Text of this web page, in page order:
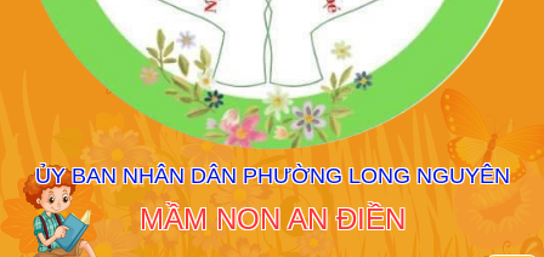
ỦY BAN NHÂN DÂN PHƯỜNG LONG NGUYÊN
MẦM NON AN ĐIỀN